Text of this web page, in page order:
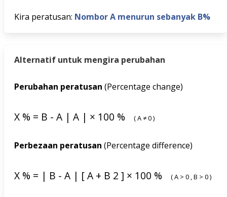
Kira peratusan: Nombor A menurun sebanyak B%
Alternatif untuk mengira perubahan
Perubahan peratusan (Percentage change)
X % = B - A | A | × 100 % (A ≠0)
Perbezaan peratusan (Percentage difference)
X % = | B - A | [A + B 2 ] × 100 % (A > 0 ,B > 0)